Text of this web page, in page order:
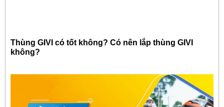
Thùng GIVI có tốt không? Có nên lắp thùng GIVI
không?